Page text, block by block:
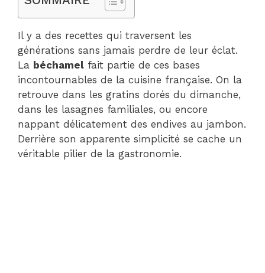
Il y a des recettes qui traversent les
générations sans jamais perdre de leur éclat.
La béchamel fait partie de ces bases
incontournables de la cuisine française. On la
retrouve dans les gratins dorés du dimanche,
dans les lasagnes familiales, ou encore
nappant délicatement des endives au jambon.
Derrière son apparente simplicité se cache un
véritable pilier de la gastronomie.